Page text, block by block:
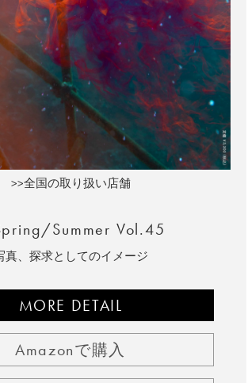
>>全国の取り扱い店舗
Summer Vol.45
真、探求としてのイメージ
MORE DETAIL
Amazonで購入